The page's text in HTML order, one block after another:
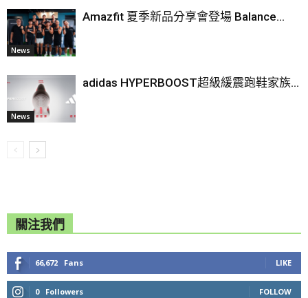
News
Amazfit 夏季新品分享會登場 Balance...
News
adidas HYPERBOOST超級緩震跑鞋家族...
關注我們
66,672 Fans LIKE
0 Followers FOLLOW